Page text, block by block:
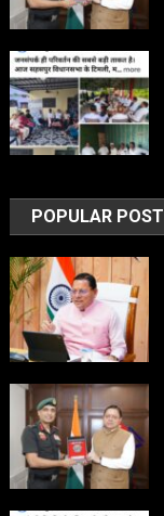
POPULAR POST